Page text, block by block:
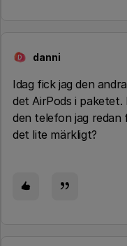
D danni
Idag fick jag den
det AirPods i paketet.
den telefon jag
det lite märkligt?